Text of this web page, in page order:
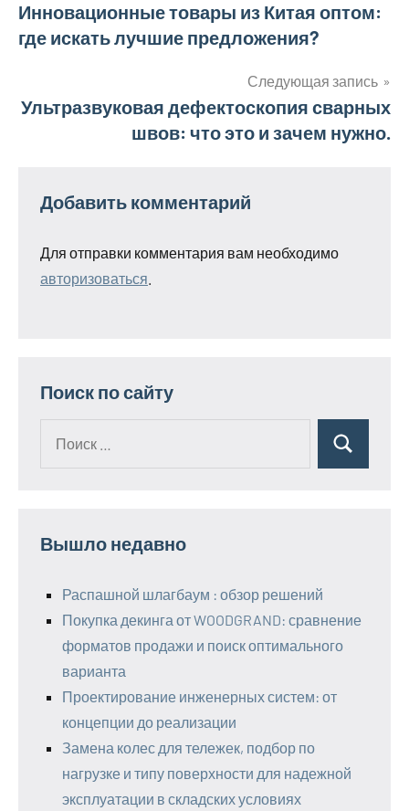
Навигация
по
Инновационные товары из Китая оптом:
где искать лучшие предложения?
Следующая запись
Ультразвуковая дефектоскопия сварных
швов: что это и зачем нужно.
Добавить комментарий
Для отправки комментария вам необходимо
авторизоваться
Поиск по сайту
Поиск
Вышло недавно
Распашной шлагбаум : обзор решений
Покупка декинга от WOODGRAND: сравнение
форматов продажи и поиск оптимального
варианта
Проектирование инженерных систем: от
концепции до реализации
Замена колес для тележек, подбор по
нагрузке и типу поверхности для надежной
эксплуатации в складских условиях